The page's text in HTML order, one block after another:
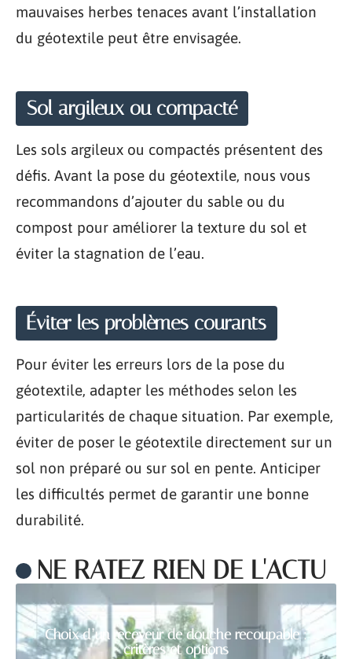
mauvaises herbes tenaces avant l’installation
du géotextile peut être envisagée.
Sol argileux ou compacté
Les sols argileux ou compactés présentent des
défis. Avant la pose du géotextile, nous vous
recommandons d’ajouter du sable ou du
compost pour améliorer la texture du sol et
éviter la stagnation de l’eau.
Éviter les problèmes courants
Pour éviter les erreurs lors de la pose du
géotextile, adapter les méthodes selon les
particularités de chaque situation. Par exemple,
éviter de poser le géotextile directement sur un
sol non préparé ou sur sol en pente. Anticiper
les difficultés permet de garantir une bonne
durabilité.
NE RATEZ RIEN DE L'ACTU
Choix d’un receveur de douche recoupable :
critères et options